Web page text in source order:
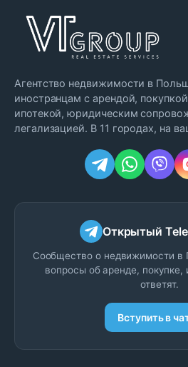
Агентство недвижимости в
иностранцам с арендой,
ипотекой, юридическим
легализацией. В 11 городах, на
Открытый
Сообщество о недвижимости в
вопросы об аренде, покупке,
ответят.
Вступить в